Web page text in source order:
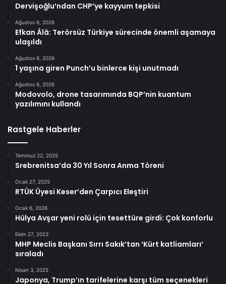
Dervişoğlu’ndan CHP’ye kayyum tepkisi
Ağustos 6, 2026
Efkan Âlâ: Terörsüz Türkiye sürecinde önemli aşamaya
ulaşıldı
Ağustos 6, 2026
1 yaşına giren Punch’u binlerce kişi unutmadı
Ağustos 6, 2026
Modovolo, drone tasarımında BQP’nin kuantum
yazılımını kullandı
Rastgele Haberler
Temmuz 22, 2025
Srebrenitsa’da 30 Yıl Sonra Anma Töreni
Ocak 27, 2025
RTÜK Üyesi Keser’den Çarpıcı Eleştiri
Ocak 6, 2026
Hülya Avşar yeni rolü için tesettüre girdi: Çok konforlu
Ekim 27, 2023
MHP Meclis Başkanı Sırrı Sakık’tan ‘Kürt katliamları’
sıraladı
Nisan 3, 2025
Japonya, Trump’ın tarifelerine karşı tüm seçenekleri